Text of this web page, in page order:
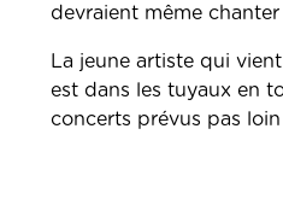
devraient même chanter
La jeune artiste qui
est dans les tuyaux en
concerts prévus pas